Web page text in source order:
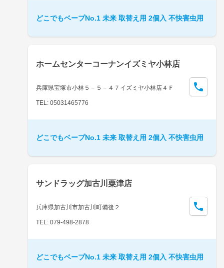
どこでもベープNo.1 未来 取替え用 2個入 不快害虫用
ホームセンターコーナンイズミヤ小林店
兵庫県宝塚市小林５－５－４７イズミヤ小林店４Ｆ
TEL: 05031465776
どこでもベープNo.1 未来 取替え用 2個入 不快害虫用
サンドラッグ加古川粟津店
兵庫県加古川市加古川町備後２
TEL: 079-498-2878
どこでもベープNo.1 未来 取替え用 2個入 不快害虫用